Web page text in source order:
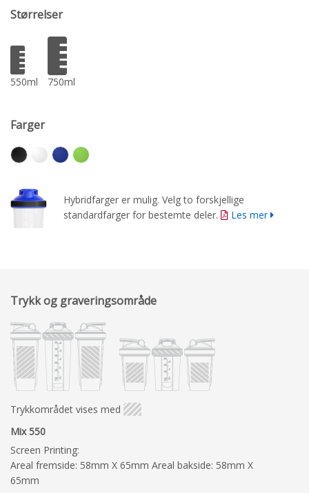
Størrelser
550ml 750ml
Farger
Hybridfarger er mulig. Velg to forskjellige
standardfarger for bestemte deler.
Les mer
Trykk og graveringsområde
Trykkområdet vises med
Mix 550
Screen Printing:
Areal fremside: 58mm X 65mm Areal bakside: 58mm X
65mm